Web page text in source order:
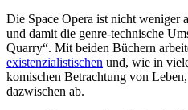
Die Space Opera ist nicht weniger
und damit die genre-technische
Quarry“. Mit beiden Büchern
existenzialistischen und, wie in
komischen Betrachtung von
dazwischen ab.